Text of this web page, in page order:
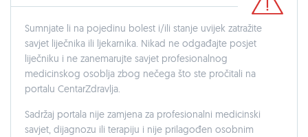
Sumnjate li na pojedinu bolest i/ili stanje uvijek zatražite
savjet liječnika ili ljekarnika. Nikad ne odgađajte posjet
liječniku i ne zanemarujte savjet profesionalnog
medicinskog osoblja zbog nečega što ste pročitali na
portalu CentarZdravlja.
Sadržaj portala nije zamjena za profesionalni medicinski
savjet, dijagnozu ili terapiju i nije prilagođen osobnim